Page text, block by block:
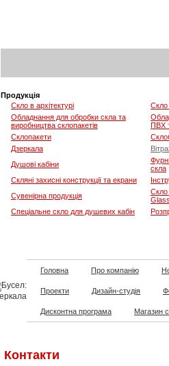
Продукція
Скло в архітектурі
Скло
Обладнання для обробки скла та
виробництва склопакетів
ПВХ
Склопакети
Дзеркала
Душові кабіни
скла
Скляні захисні конструкції та екрани
Сувенірна продукція
Скло
Спеціальне скло для душевих кабін
Головна Про компанію
Проекти Дизайн-студія
Дисконтна програма Магазин
Контакти